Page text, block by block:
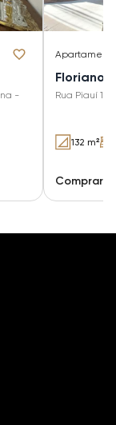
-
Rua Piauí
132 m²
Comprar: